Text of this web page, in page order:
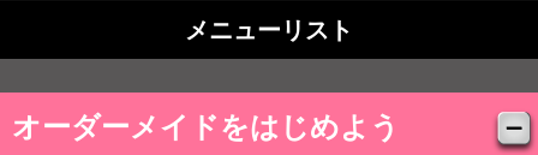
メニューリスト
オーダーメイドをはじめよう